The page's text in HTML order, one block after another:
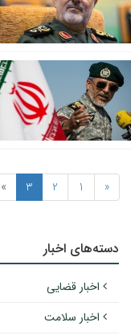
«
1
2
3
»
دسته‌های اخبار
اخبار قضایی
اخبار سلامت